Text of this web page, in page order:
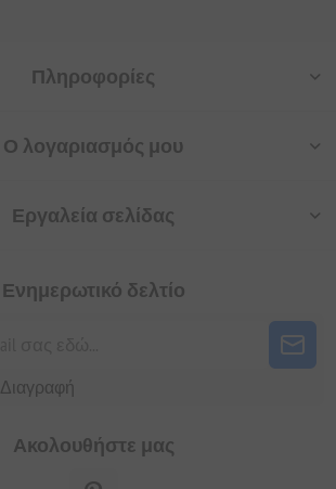
Πληροφορίες
Ο λογαριασμός μου
Εργαλεία σελίδας
Ενημερωτικό δελτίο
Διαγραφή
Ακολουθήστε μας